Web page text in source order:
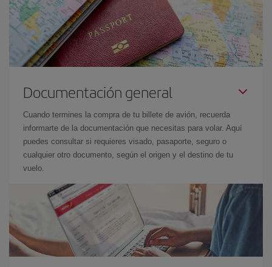
Documentación general
Cuando termines la compra de tu billete de avión, recuerda
informarte de la documentación que necesitas para volar. Aquí
puedes consultar si requieres visado, pasaporte, seguro o
cualquier otro documento, según el origen y el destino de tu
vuelo.